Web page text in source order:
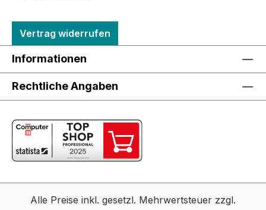
Vertrag widerrufen
Informationen
Rechtliche Angaben
Alle Preise inkl. gesetzl. Mehrwertsteuer zzgl.